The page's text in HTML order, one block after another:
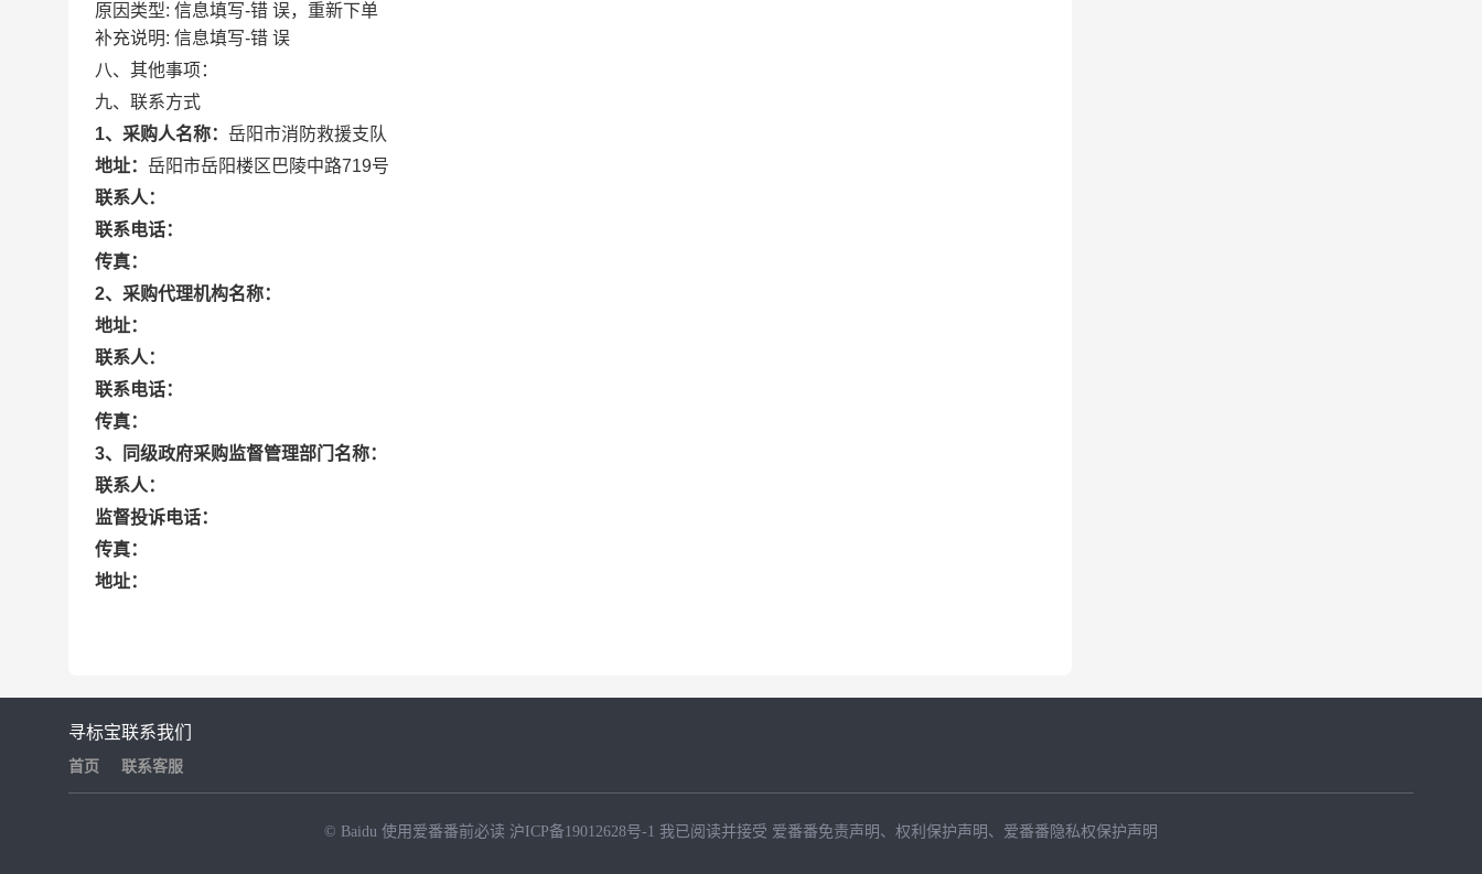
原因类型: 信息填写-错 误，重新下单
补充说明: 信息填写-错 误
八、其他事项：
九、联系方式
1、采购人名称： 岳阳市消防救援支队
地址： 岳阳市岳阳楼区巴陵中路719号
联系人：
联系电话：
传真：
2、采购代理机构名称：
地址：
联系人：
联系电话：
传真：
3、同级政府采购监督管理部门名称：
联系人：
监督投诉电话：
传真：
地址：
寻标宝
首页
联系我们
联系客服
© Baidu 使用爱番番前必读 沪ICP备19012628号-1 我已阅读并接受 爱番番免责声明 、 权利保护声明 、 爱番番隐私权保护声明